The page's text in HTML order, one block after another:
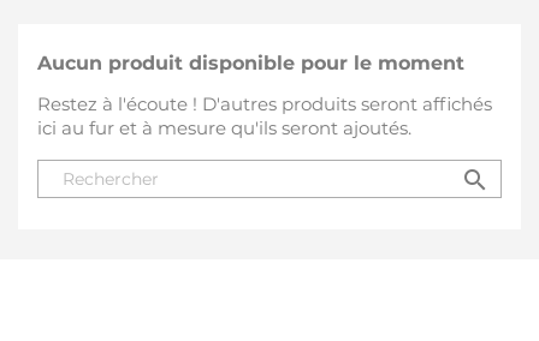
Aucun produit disponible pour le moment
Restez à l'écoute ! D'autres produits seront affichés
ici au fur et à mesure qu'ils seront ajoutés.
search